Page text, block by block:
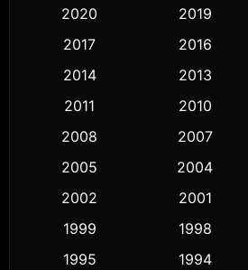
Classic หนังคลาสสิก
Comedy ตลก
Crime อาชญากรรม
Cult Film
Dance เต้น
2020
2019
2017
2016
2014
2013
2011
2010
2008
2007
2005
2004
2002
2001
1999
1998
1995
1994